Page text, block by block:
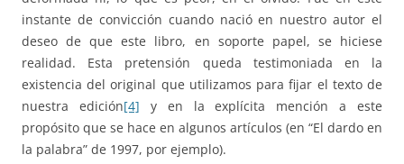
instante de convicción cuando nació en nuestro autor el
deseo de que este libro, en soporte papel, se hiciese
realidad. Esta pretensión queda testimoniada en la
existencia del original que utilizamos para fijar el texto de
nuestra edición[4] y en la explícita mención a este
propósito que se hace en algunos artículos (en “El dardo en
la palabra” de 1997, por ejemplo).